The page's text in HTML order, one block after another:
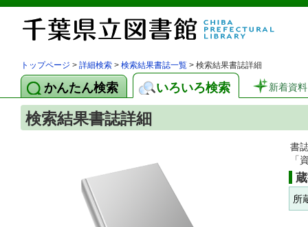
トップページ > 詳細検索 > 検索結果書誌一覧 > 検索結果書誌詳細
かんたん検索 いろいろ検索 新着資料
検索結果書誌詳細
書
「
所